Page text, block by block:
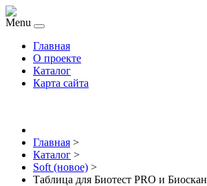
Menu
Главная
О проекте
Каталог
Карта сайта
Главная >
Каталог >
Soft (новое) >
Таблица для Биотест PRO и Биоскан